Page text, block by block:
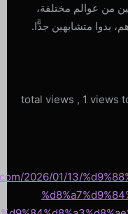
من عوالم مختلفة،
بدوا متشابهين جدًّا.
, 1 views
2026/01/13/